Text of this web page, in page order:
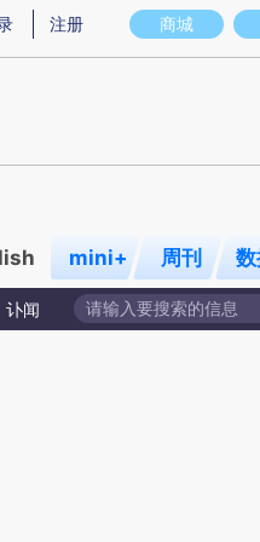
意图存在偏差。不代表财新观点和
商城
注册
mini+ 周刊
讣闻